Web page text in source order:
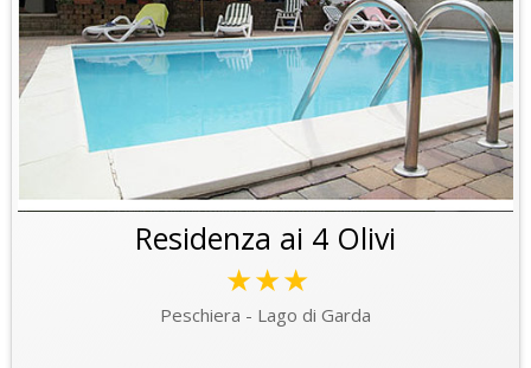
Residenza ai 4 Olivi
★★★
Peschiera - Lago di Garda